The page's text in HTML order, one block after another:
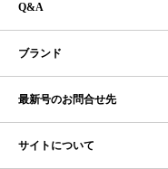
Q&A
ブランド
最新号のお問合せ先
サイトについて